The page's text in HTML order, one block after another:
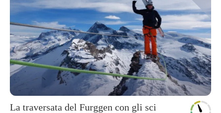
La traversata del Furggen con gli sci